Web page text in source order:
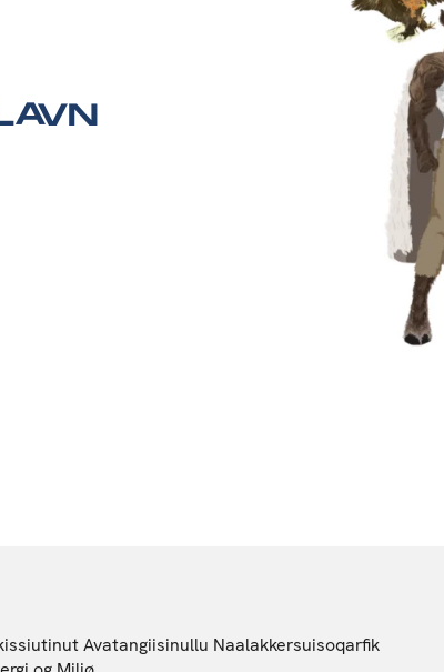
Avatangiisinullu Naalakkersuisoqarfik